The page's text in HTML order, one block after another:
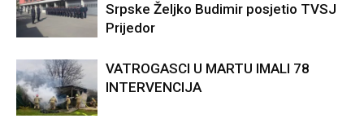
Srpske Željko Budimir posjetio TVSJ
Prijedor
VATROGASCI U MARTU IMALI 78
INTERVENCIJA